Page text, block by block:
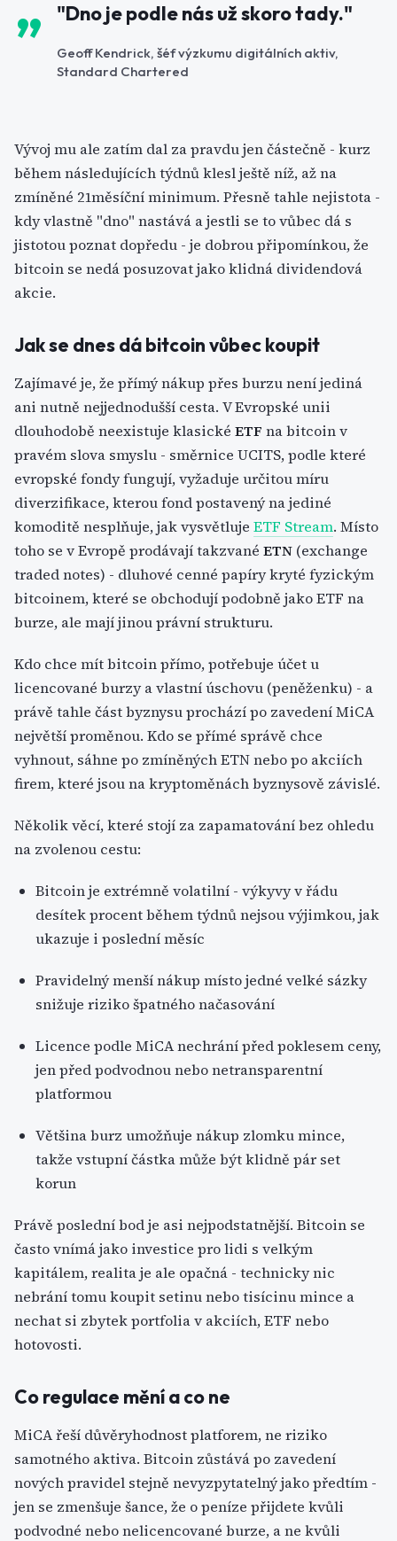
"Dno je podle nás už skoro tady."
Geoff Kendrick, šéf výzkumu digitálních aktiv,
Standard Chartered
Vývoj mu ale zatím dal za pravdu jen částečně - kurz
během následujících týdnů klesl ještě níž, až na
zmíněné 21měsíční minimum. Přesně tahle nejistota -
kdy vlastně "dno" nastává a jestli se to vůbec dá s
jistotou poznat dopředu - je dobrou připomínkou, že
bitcoin se nedá posuzovat jako klidná dividendová
akcie.
Jak se dnes dá bitcoin vůbec koupit
Zajímavé je, že přímý nákup přes burzu není jediná
ani nutně nejjednodušší cesta. V Evropské unii
dlouhodobě neexistuje klasické ETF na bitcoin v
pravém slova smyslu - směrnice UCITS, podle které
evropské fondy fungují, vyžaduje určitou míru
diverzifikace, kterou fond postavený na jediné
komoditě nesplňuje, jak vysvětluje ETF Stream. Místo
toho se v Evropě prodávají takzvané ETN (exchange
traded notes) - dluhové cenné papíry kryté fyzickým
bitcoinem, které se obchodují podobně jako ETF na
burze, ale mají jinou právní strukturu.
Kdo chce mít bitcoin přímo, potřebuje účet u
licencované burzy a vlastní úschovu (peněženku) - a
právě tahle část byznysu prochází po zavedení MiCA
největší proměnou. Kdo se přímé správě chce
vyhnout, sáhne po zmíněných ETN nebo po akciích
firem, které jsou na kryptoměnách byznysově závislé.
Několik věcí, které stojí za zapamatování bez ohledu
na zvolenou cestu:
Bitcoin je extrémně volatilní - výkyvy v řádu
desítek procent během týdnů nejsou výjimkou, jak
ukazuje i poslední měsíc
Pravidelný menší nákup místo jedné velké sázky
snižuje riziko špatného načasování
Licence podle MiCA nechrání před poklesem ceny,
jen před podvodnou nebo netransparentní
platformou
Většina burz umožňuje nákup zlomku mince,
takže vstupní částka může být klidně pár set
korun
Právě poslední bod je asi nejpodstatnější. Bitcoin se
často vnímá jako investice pro lidi s velkým
kapitálem, realita je ale opačná - technicky nic
nebrání tomu koupit setinu nebo tisícinu mince a
nechat si zbytek portfolia v akciích, ETF nebo
hotovosti.
Co regulace mění a co ne
MiCA řeší důvěryhodnost platforem, ne riziko
samotného aktiva. Bitcoin zůstává po zavedení
nových pravidel stejně nevyzpytatelný jako předtím -
jen se zmenšuje šance, že o peníze přijdete kvůli
podvodné nebo nelicencované burze, a ne kvůli